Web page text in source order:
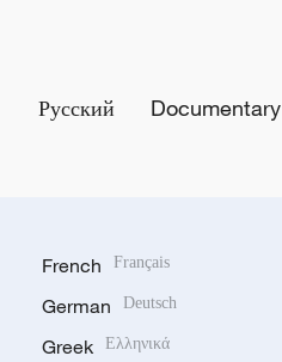
Русский Documentary
French Français
German Deutsch
Greek Ελληνικά